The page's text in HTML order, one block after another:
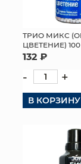
ТРИО МИКС
ЦВЕТЕНИЕ)
132 ₽
- +
В КОРЗИНУ